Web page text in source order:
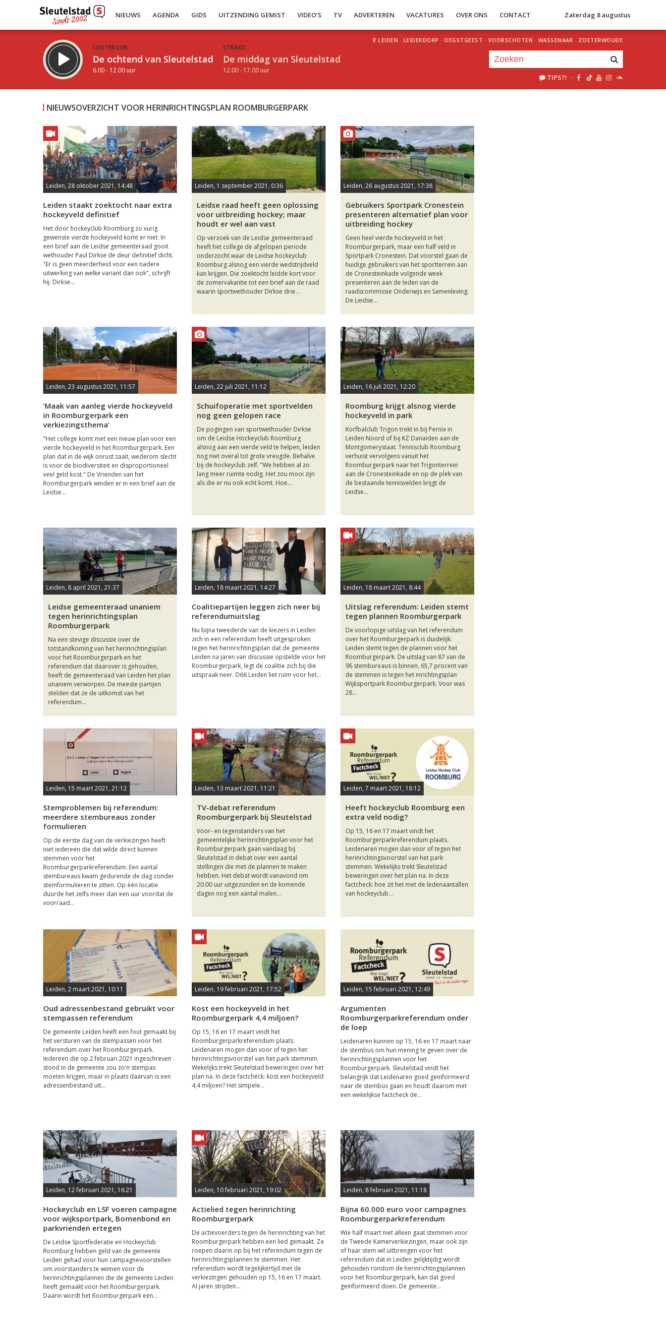
NIEUWS AGENDA GIDS UITZENDING GEMIST VIDEO’S TV ADVERTEREN VACATURES OVER ONS CONTACT Zaterdag 8 augustus
LUISTER LIVE:
De ochtend van Sleutelstad
6.00 - 12.00 uur
STRAKS:
De middag van Sleutelstad
12.00 - 17.00 uur
LEIDEN · LEIDERDORP · OEGSTGEEST · VOORSCHOTEN · WASSENAAR · ZOETERWOUDE
TIPS?! ·
Inklappen
NIEUWSOVERZICHT VOOR HERINRICHTINGSPLAN ROOMBURGERPARK
Leiden, 28 oktober 2021, 14:48
Leiden staakt zoektocht naar extra
hockeyveld definitief
Het door hockeyclub Roomburg zo vurig
gewenste vierde hockeyveld komt er niet. In
een brief aan de Leidse gemeenteraad gooit
wethouder Paul Dirkse de deur definitief dicht.
"Er is geen meerderheid voor een nadere
uitwerking van welke variant dan ook", schrijft
hij. Dirkse...
Leiden, 1 september 2021, 0:36
Leidse raad heeft geen oplossing
voor uitbreiding hockey; maar
houdt er wel aan vast
Op verzoek van de Leidse gemeenteraad
heeft het college de afgelopen periode
onderzocht waar de Leidse hockeyclub
Roomburg alsnog een vierde wedstrijdveld
kan krijgen. Die zoektocht leidde kort voor
de zomervakantie tot een brief aan de raad
waarin sportwethouder Dirkse drie...
Leiden, 26 augustus 2021, 17:38
Gebruikers Sportpark Cronestein
presenteren alternatief plan voor
uitbreiding hockey
Geen heel vierde hockeyveld in het
Roomburgerpark, maar een half veld in
Sportpark Cronestein. Dat voorstel gaan de
huidige gebruikers van het sportterrein aan
de Cronesteinkade volgende week
presenteren aan de leden van de
raadscommissie Onderwijs en Samenleving.
De Leidse...
Leiden, 23 augustus 2021, 11:57
‘Maak van aanleg vierde hockeyveld
in Roomburgerpark een
verkiezingsthema’
"Het college komt met een nieuw plan voor een
vierde hockeyveld in het Roomburgerpark. Een
plan dat in de wijk onrust zaait, wederom slecht
is voor de biodiversiteit en disproportioneel
veel geld kost." De Vrienden van het
Roomburgerpark winden er in een brief aan de
Leidse...
Leiden, 22 juli 2021, 11:12
Schuifoperatie met sportvelden
nog geen gelopen race
De pogingen van sportwethouder Dirkse
om de Leidse Hockeyclub Roomburg
alsnog aan een vierde veld te helpen, leiden
nog niet overal tot grote vreugde. Behalve
bij de hockeyclub zelf. "We hebben al zo
lang meer ruimte nodig. Het zou mooi zijn
als die er nu ook echt komt. Hoe...
Leiden, 16 juli 2021, 12:20
Roomburg krijgt alsnog vierde
hockeyveld in park
Korfbalclub Trigon trekt in bij Pernix in
Leiden Noord of bij KZ Danaïden aan de
Montgomerystaat. Tennisclub Roomburg
verhuist vervolgens vanuit het
Roomburgerpark naar het Trigonterrein
aan de Cronesteinkade en op de plek van
de bestaande tennisvelden krijgt de
Leidse...
Leiden, 8 april 2021, 21:37
Leidse gemeenteraad unaniem
tegen herinrichtingsplan
Roomburgerpark
Na een stevige discussie over de
totstandkoming van het herinrichtingsplan
voor het Roomburgerpark en het
referendum dat daarover is gehouden,
heeft de gemeenteraad van Leiden het plan
unaniem verworpen. De meeste partijen
stelden dat ze de uitkomst van het
referendum...
Leiden, 18 maart 2021, 14:27
Coalitiepartijen leggen zich neer bij
referendumuitslag
Nu bijna tweederde van de kiezers in Leiden
zich in een referendum heeft uitgesproken
tegen het herinrichtingsplan dat de gemeente
Leiden na jaren van discussie opstelde voor het
Roomburgerpark, legt de coalitie zich bij die
uitspraak neer. D66 Leiden liet ruim voor het...
Leiden, 18 maart 2021, 8:44
Uitslag referendum: Leiden stemt
tegen plannen Roomburgerpark
De voorlopige uitslag van het referendum
over het Roomburgerpark is duidelijk:
Leiden stemt tegen de plannen voor het
Roomburgerpark. De uitslag van 87 van de
96 stembureaus is binnen, 65,7 procent van
de stemmen is tegen het inrichtingsplan
Wijksportpark Roomburgerpark. Voor was
28...
Leiden, 15 maart 2021, 21:12
Stemproblemen bij referendum:
meerdere stembureaus zonder
formulieren
Op de eerste dag van de verkiezingen heeft
niet iedereen die dat wilde direct kunnen
stemmen voor het
Roomburgerparkreferendum. Een aantal
stembureaus kwam gedurende de dag zonder
stemformulieren te zitten. Op één locatie
duurde het zelfs meer dan een uur voordat de
voorraad...
Leiden, 13 maart 2021, 11:21
TV-debat referendum
Roomburgerpark bij Sleutelstad
Voor- en tegenstanders van het
gemeentelijke herinrichtingsplan voor het
Roomburgerpark gaan vandaag bij
Sleutelstad in debat over een aantal
stellingen die met de plannen te maken
hebben. Het debat wordt vanavond om
20.00 uur uitgezonden en de komende
dagen nog een aantal malen...
Leiden, 7 maart 2021, 18:12
Heeft hockeyclub Roomburg een
extra veld nodig?
Op 15, 16 en 17 maart vindt het
Roomburgerparkreferendum plaats.
Leidenaren mogen dan voor of tegen het
herinrichtingsvoorstel van het park
stemmen. Wekelijks trekt Sleutelstad
beweringen over het plan na. In deze
factcheck: hoe zit het met de ledenaantallen
van hockeyclub...
Leiden, 2 maart 2021, 10:11
Oud adressenbestand gebruikt voor
stempassen referendum
De gemeente Leiden heeft een fout gemaakt bij
het versturen van de stempassen voor het
referendum over het Roomburgerpark.
Iedereen die op 2 februari 2021 ingeschreven
stond in de gemeente zou zo'n stempas
moeten krijgen, maar in plaats daarvan is een
adressenbestand uit...
Leiden, 19 februari 2021, 17:52
Kost een hockeyveld in het
Roomburgerpark 4,4 miljoen?
Op 15, 16 en 17 maart vindt het
Roomburgerparkreferendum plaats.
Leidenaren mogen dan voor of tegen het
herinrichtingsvoorstel van het park stemmen.
Wekelijks trekt Sleutelstad beweringen over het
plan na. In deze factcheck: kost een hockeyveld
4,4 miljoen? Het simpele...
Leiden, 15 februari 2021, 12:49
Argumenten
Roomburgerparkreferendum onder
de loep
Leidenaren kunnen op 15, 16 en 17 maart naar
de stembus om hun mening te geven over de
herinrichtingsplannen voor het
Roomburgerpark. Sleutelstad vindt het
belangrijk dat Leidenaren goed geïnformeerd
naar de stembus gaan en houdt daarom met
een wekelijkse factcheck de...
Leiden, 12 februari 2021, 16:21
Hockeyclub en LSF voeren campagne
voor wijksportpark, Bomenbond en
parkvrienden ertegen
De Leidse Sportfederatie en Hockeyclub
Roomburg hebben geld van de gemeente
Leiden gehad voor hun campagnevoorstellen
om voorstanders te winnen voor de
herinrichtingsplannen die de gemeente Leiden
heeft gemaakt voor het Roomburgerpark.
Daarin wordt het Roomburgerpark een...
Leiden, 10 februari 2021, 19:02
Actielied tegen herinrichting
Roomburgerpark
De actievoerders tegen de herinrichting van het
Roomburgerpark hebben een lied gemaakt. Ze
roepen daarin op bij het referendum tegen de
herinrichtingsplannen te stemmen. Het
referendum wordt tegelijkertijd met de
verkiezingen gehouden op 15, 16 en 17 maart.
Al jaren strijden...
Leiden, 8 februari 2021, 11:18
Bijna 60.000 euro voor campagnes
Roomburgerparkreferendum
Wie half maart niet alleen gaat stemmen voor
de Tweede Kamerverkiezingen, maar ook zijn
of haar stem wil uitbrengen voor het
referendum dat in Leiden gelijktijdig wordt
gehouden rondom de herinrichtingsplannen
voor het Roomburgerpark, kan dat goed
geïnformeerd doen. De gemeente...